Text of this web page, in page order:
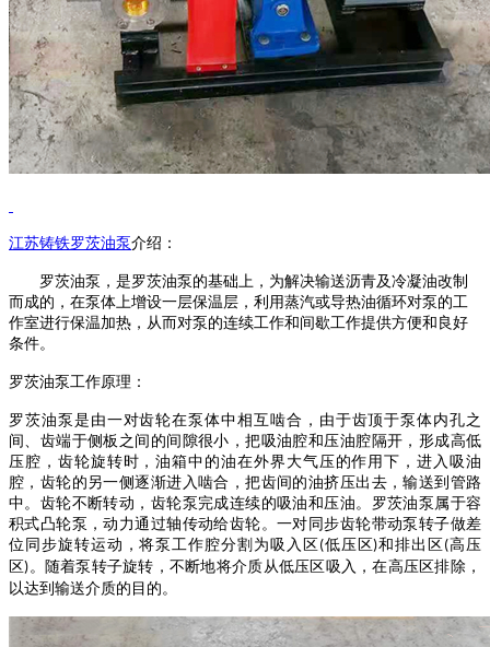
江苏铸铁罗茨油泵介绍 ：
罗茨油泵 ，是罗茨油泵 的基础上，为解决输送沥青及冷凝油改制
而成的，在泵体上增设一层保温层，利用蒸汽或导热油循环对泵的工
作室进行保温加热，从而对泵的连续工作和间歇工作提供方便和良好
条件。
罗茨油泵工作原理：
罗茨油泵 是由一对齿轮在泵体中相互啮合，由于齿顶于泵体内孔之
间、齿端于侧板之间的间隙很小，把吸油腔和压油腔隔开，形成高低
压腔，齿轮旋转时，油箱中的油在外界大气压的作用下，进入吸油
腔，齿轮的另一侧逐渐进入啮合，把齿间的油挤压出去，输送到管路
中。齿轮不断转动，齿轮泵完成连续的吸油和压油。 罗茨油泵 属于容
积式凸轮泵，动力通过轴传动给齿轮。一对同步齿轮带动泵转子做差
位同步旋转运动，将泵工作腔分割为吸入区 (低压区)和排出区 (高压
区)。随着泵转子旋转，不断地将介质从低压区吸入，在高压区排除，
以达到输送介质的目的。